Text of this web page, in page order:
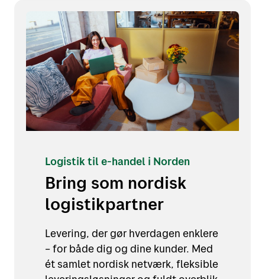
Logistik til e-handel i Norden
Bring som nordisk
logistikpartner
Levering, der gør hverdagen enklere
– for både dig og dine kunder. Med
ét samlet nordisk netværk, fleksible